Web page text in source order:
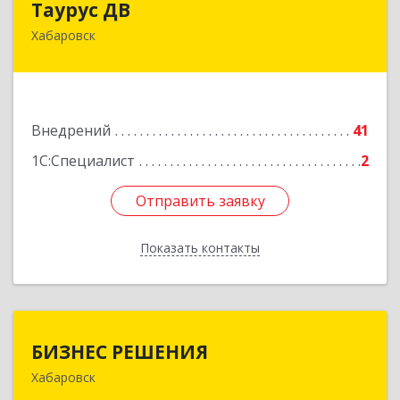
Таурус ДВ
Хабаровск
Внедрений
41
1С:Специалист
2
Отправить заявку
Показать контакты
680007, Хабаровский край, Хабаровск г,
Отправить заявку
Назад
БИЗНЕС РЕШЕНИЯ
Хабаровск
680030, Хабаровский край, Хабаровск г, Ленина